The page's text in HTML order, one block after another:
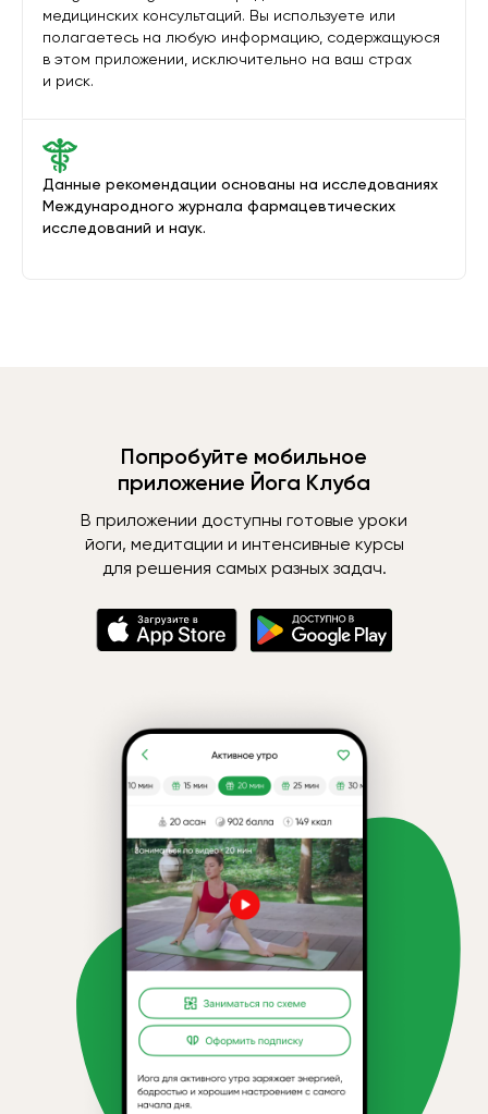
Данные рекомендации основаны на исследованиях
Международного журнала фармацевтических
исследований и наук.
медицинских консультаций. Вы используете или
полагаетесь на любую информацию, содержащуюся
в этом приложении, исключительно на ваш страх
и риск.
Попробуйте мобильное
приложение Йога Клуба
В приложении доступны готовые уроки
йоги, медитации и интенсивные курсы
для решения самых разных задач.